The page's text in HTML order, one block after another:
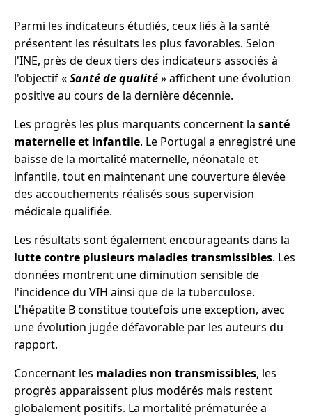
Parmi les indicateurs étudiés, ceux liés à la santé
présentent les résultats les plus favorables. Selon
l'INE, près de deux tiers des indicateurs associés à
l'objectif «Santé de qualité» affichent une évolution
positive au cours de la dernière décennie.
Les progrès les plus marquants concernent la santé
maternelle et infantile. Le Portugal a enregistré une
baisse de la mortalité maternelle, néonatale et
infantile, tout en maintenant une couverture élevée
des accouchements réalisés sous supervision
médicale qualifiée.
Les résultats sont également encourageants dans la
lutte contre plusieurs maladies transmissibles. Les
données montrent une diminution sensible de
l'incidence du VIH ainsi que de la tuberculose.
L'hépatite B constitue toutefois une exception, avec
une évolution jugée défavorable par les auteurs du
rapport.
Concernant les maladies non transmissibles, les
progrès apparaissent plus modérés mais restent
globalement positifs. La mortalité prématurée a